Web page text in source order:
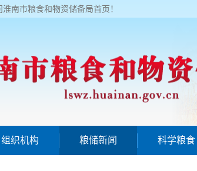
南市粮食和物资储备局首页！
组织机构 粮储新闻 科学粮食